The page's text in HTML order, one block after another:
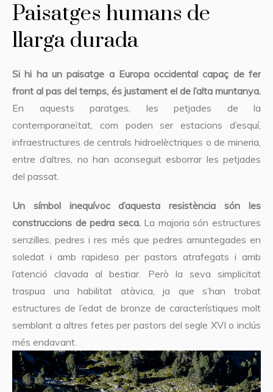
Paisatges humans de
llarga durada
Si hi ha un paisatge a Europa occidental capaç de fer
front al pas del temps, és justament el de l’alta muntanya.
En aquests paratges, les petjades de la
contemporaneïtat, com poden ser estacions d’esquí,
infraestructures de centrals hidroelèctriques o de mineria,
entre d’altres, no han aconseguit esborrar les petjades
del passat.
Un símbol inequívoc d’aquesta resistència són les
construccions de pedra seca.La majoria són estructures
senzilles, pedres i res més que pedres amuntegades en
soledat i amb rapidesa per pastors atrafegats i amb
l’atenció clavada al bestiar. Però la seva simplicitat
traspua una habilitat atàvica, ja que s’han trobat
estructures de l’edat de bronze de característiques molt
semblant a altres fetes per pastors del segle XVI o inclús
més endavant.